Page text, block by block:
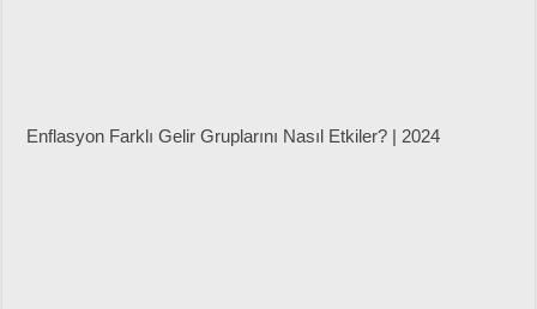
Enflasyon Farklı Gelir Gruplarını Nasıl Etkiler? | 2024